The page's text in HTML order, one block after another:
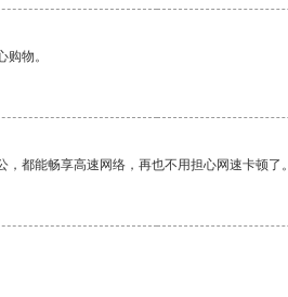
物。
都能畅享高速网络，再也不用担心网速卡顿了。